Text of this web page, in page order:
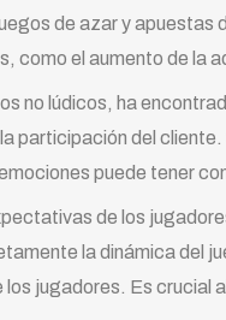
de azar y
el aumento de la
lúdicos, ha
participación del
puede tener
de los
la dinámica
jugadores. Es